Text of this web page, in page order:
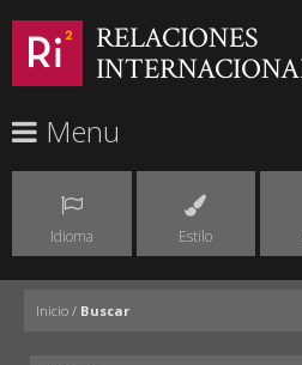
RELACIONES
Menu
Idioma Estilo
Inicio / Buscar